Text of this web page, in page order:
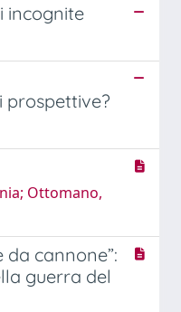
incognite
prospettive?
Ottomano,
da cannone”:
guerra del